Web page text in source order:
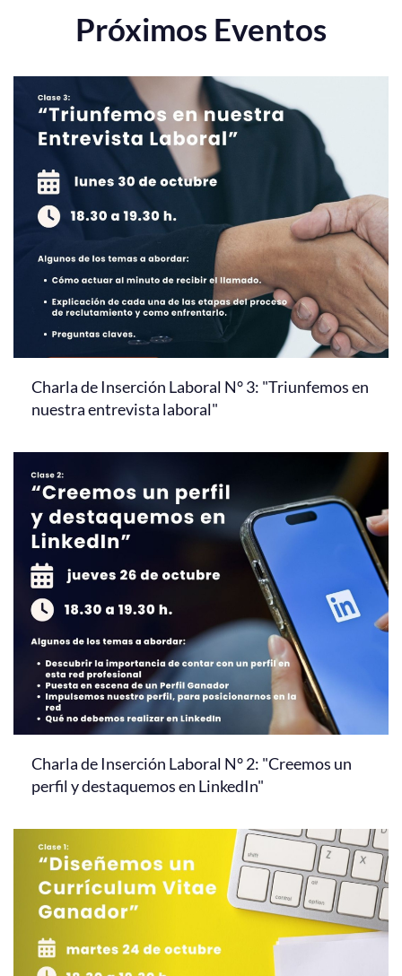
Próximos Eventos
Charla de Inserción Laboral N° 3: "Triunfemos en
nuestra entrevista laboral"
Charla de Inserción Laboral N° 2: "Creemos un
perfil y destaquemos en LinkedIn"